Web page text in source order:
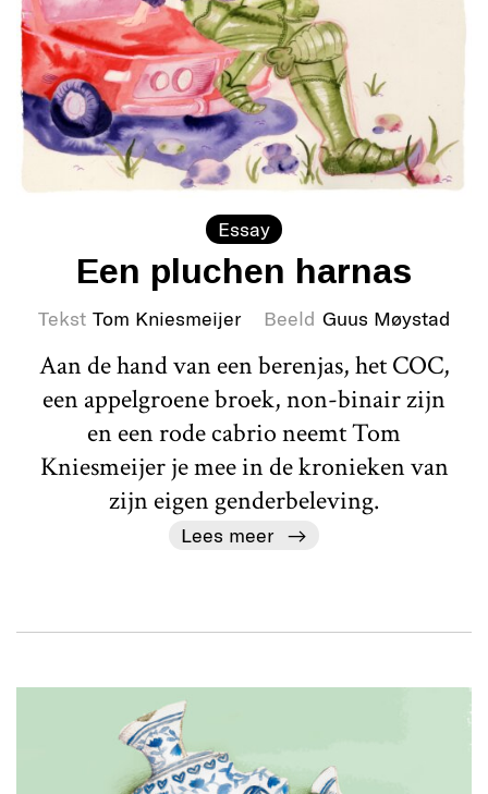
Essay
Een pluchen harnas
Tekst Tom Kniesmeijer Beeld Guus Møystad
Aan de hand van een berenjas, het COC,
een appelgroene broek, non-binair zijn
en een rode cabrio neemt Tom
Kniesmeijer je mee in de kronieken van
zijn eigen genderbeleving.
Lees meer